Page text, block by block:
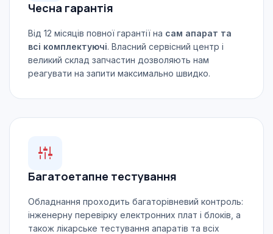
Чесна гарантія
Від 12 місяців повної гарантії на сам апарат та
всі комплектуючі. Власний сервісний центр і
великий склад запчастин дозволяють нам
реагувати на запити максимально швидко.
Багатоетапне тестування
Обладнання проходить багаторівневий контроль:
інженерну перевірку електронних плат і блоків, а
також лікарське тестування апаратів та всіх